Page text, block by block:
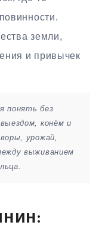
земли,
и привычек
понять без
конём и
урожай,
выживанием